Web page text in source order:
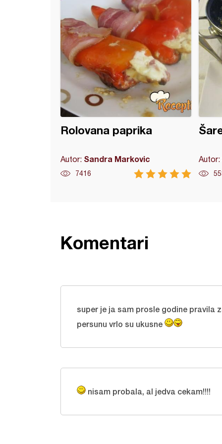
Rolovana paprika
Autor: Sandra Markovic
7416
Autor:
Komentari
super je ja sam prosle godine pravila
persunu vrlo su ukusne
nisam probala, al jedva cekam!!!!